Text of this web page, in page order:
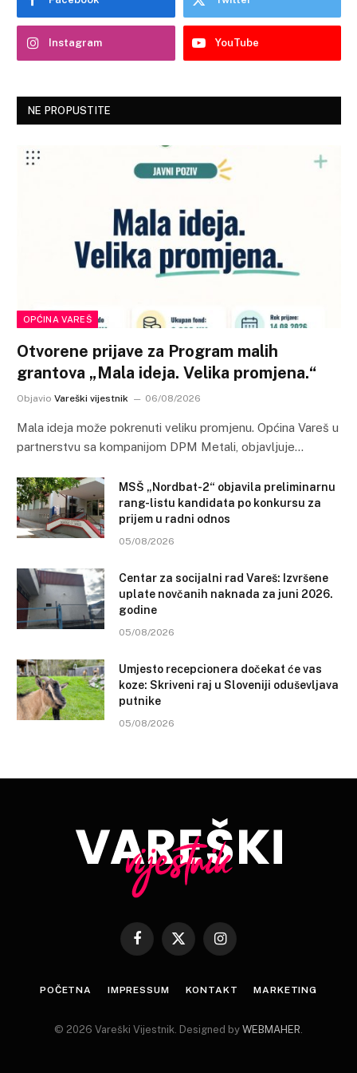
Instagram YouTube
NE PROPUSTITE
OPĆINA VAREŠ
Otvorene prijave za Program malih
grantova „Mala ideja. Velika promjena.“
Objavio Vareški vijestnik 06/08/2026
Mala ideja može pokrenuti veliku promjenu. Općina Vareš u
partnerstvu sa kompanijom DPM Metali, objavljuje…
MSŠ „Nordbat-2“ objavila preliminarnu
rang-listu kandidata po konkursu za
prijem u radni odnos
05/08/2026
Centar za socijalni rad Vareš: Izvršene
uplate novčanih naknada za juni 2026.
godine
05/08/2026
Umjesto recepcionera dočekat će vas
koze: Skriveni raj u Sloveniji oduševljava
putnike
05/08/2026
Facebook
X
Instagram
POČETNA IMPRESSUM KONTAKT MARKETING
© 2026 Vareški Vijestnik. Designed by WEBMAHER